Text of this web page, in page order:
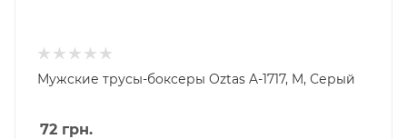
Мужские трусы-боксеры Oztas A-1717, M, Серый
72 грн.